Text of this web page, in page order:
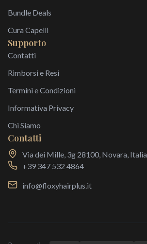
Bundle Deals
Cura Capelli
Supporto
Contatti
Rimborsi e Resi
Termini e Condizioni
Informativa Privacy
Chi Siamo
Contatti
Via dei Mille, 3g 28100, Novara, Italia
+39 347 532 4864
info@floxyhairplus.it